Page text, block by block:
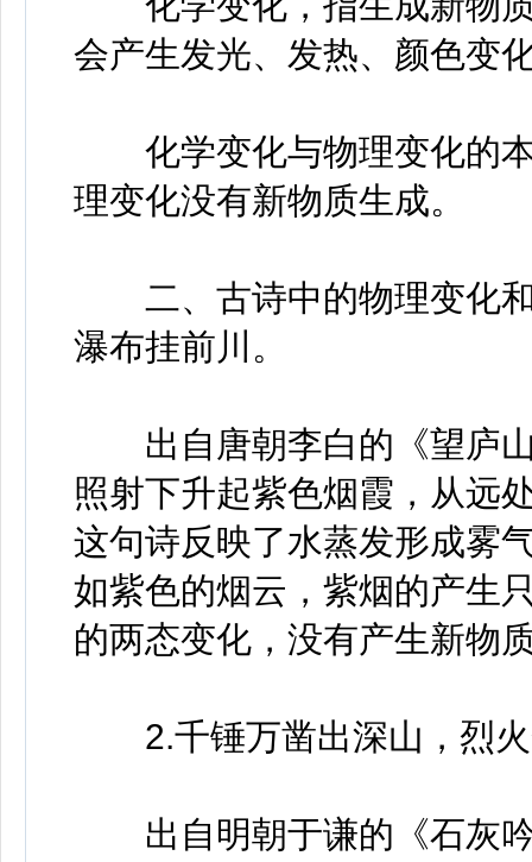
会产生发光、发热、颜色变
化学变化与物理变化的本
理变化没有新物质生成。
二、古诗中的物理变化和
瀑布挂前川。
出自唐朝李白的《望庐山
照射下升起紫色烟霞，从远
这句诗反映了水蒸发形成雾
如紫色的烟云，紫烟的产生
的两态变化，没有产生新物
2.千锤万凿出深山，烈火
出自明朝于谦的《石灰吟